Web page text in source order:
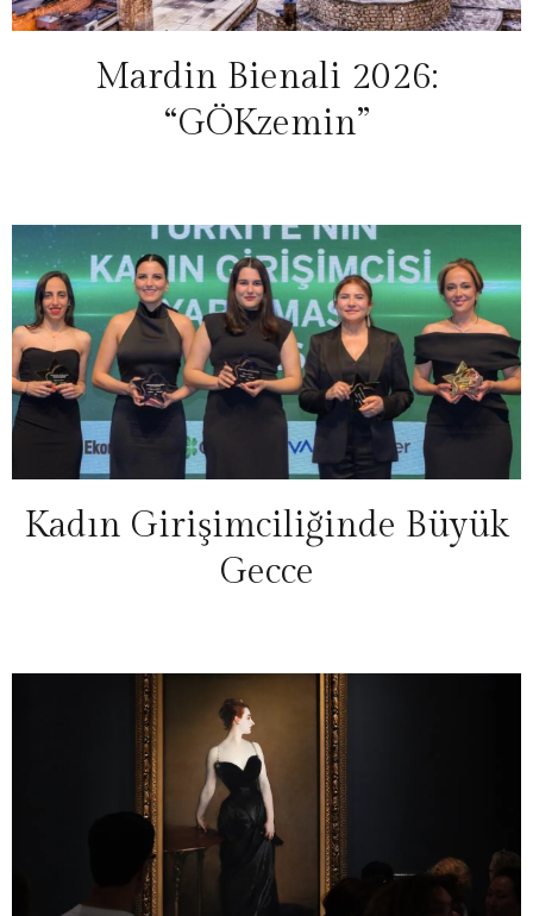
Mardin Bienali 2026:
“GÖKzemin”
Kadın Girişimciliğinde Büyük
Gecce